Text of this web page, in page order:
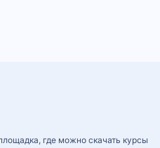
где можно скачать курсы